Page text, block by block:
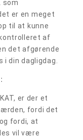
som
er en meget
til at kunne
af
det afgørende
din dagligdag.
er der et
fordi det
fordi, at
vil være